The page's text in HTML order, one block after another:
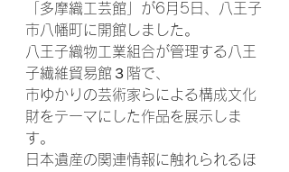
「多摩織工芸館」が6月5日、八王子
市八幡町に開館しました。
八王子織物工業組合が管理する八王
子繊維貿易館３階で、
市ゆかりの芸術家らによる構成文化
財をテーマにした作品を展示しま
す。
日本遺産の関連情報に触れられるほ